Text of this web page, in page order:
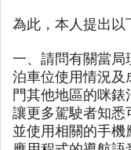
為此，本人提出以
一、請問有關當
泊車位使用情況
門其他地區的咪錶
讓更多駕駛者知悉
並使用相關的手